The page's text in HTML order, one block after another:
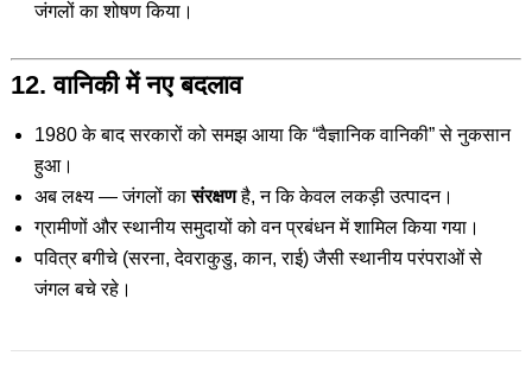
जंगलों का शोषण किया।
12. वानिकी में नए बदलाव
1980 के बाद सरकारों को समझ आया कि “वैज्ञानिक वानिकी” से नुकसान
हुआ।
अब लक्ष्य — जंगलों कासंरक्षणहै, न कि केवल लकड़ी उत्पादन।
ग्रामीणों और स्थानीय समुदायों को वन प्रबंधन में शामिल किया गया।
पवित्र बगीचे (सरना, देवराकुडु, कान, राई) जैसी स्थानीय परंपराओं से
जंगल बचे रहे।